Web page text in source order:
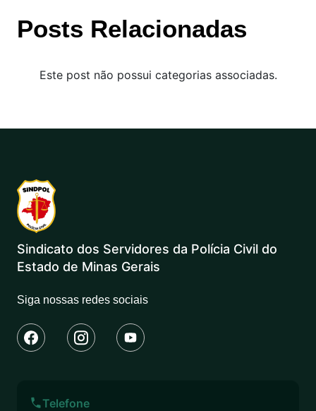
Posts Relacionadas
Este post não possui categorias associadas.
Sindicato dos Servidores da Polícia Civil do
Estado de Minas Gerais
Siga nossas redes sociais
Telefone